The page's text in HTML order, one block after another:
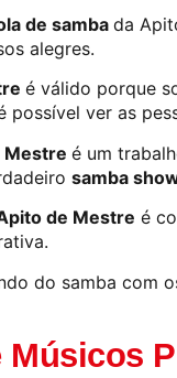
de samba da
alegres.
é válido porque
ver as
Mestre é um
samba
de Mestre é
do samba com
Músicos